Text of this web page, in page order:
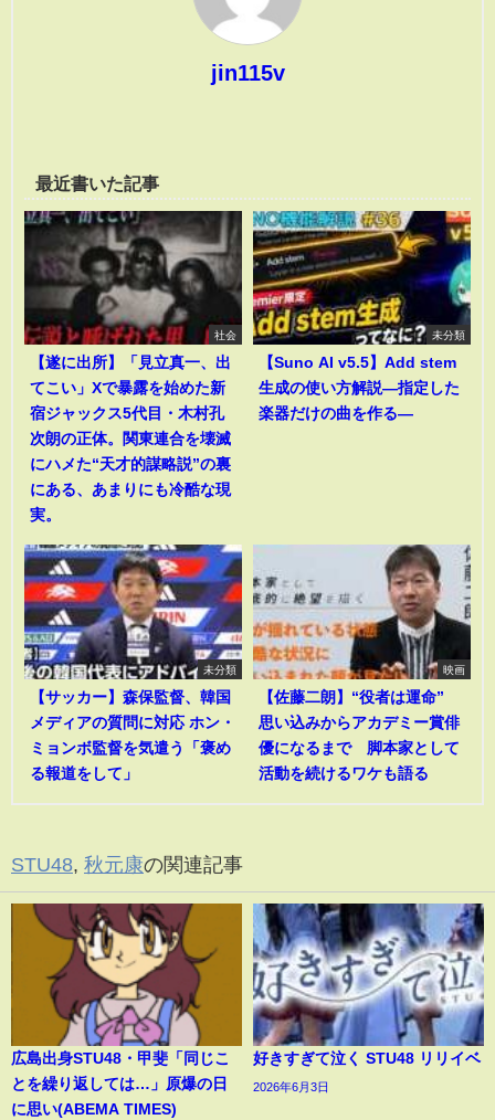
jin115v
最近書いた記事
社会
【遂に出所】「見立真一、出
てこい」Xで暴露を始めた新
宿ジャックス5代目・木村孔
次朗の正体。関東連合を壊滅
にハメた“天才的謀略説”の裏
にある、あまりにも冷酷な現
実。
未分類
【Suno AI v5.5】Add stem
生成の使い方解説―指定した
楽器だけの曲を作る―
未分類
【サッカー】森保監督、韓国
メディアの質問に対応 ホン・
ミョンボ監督を気遣う「褒め
る報道をして」
映画
【佐藤二朗】“役者は運命”
思い込みからアカデミー賞俳
優になるまで 脚本家として
活動を続けるワケも語る
STU48, 秋元康の関連記事
広島出身STU48・甲斐「同じこ
とを繰り返しては…」原爆の日
に思い(ABEMA TIMES)
好きすぎて泣く STU48 リリイベ
2026年6月3日